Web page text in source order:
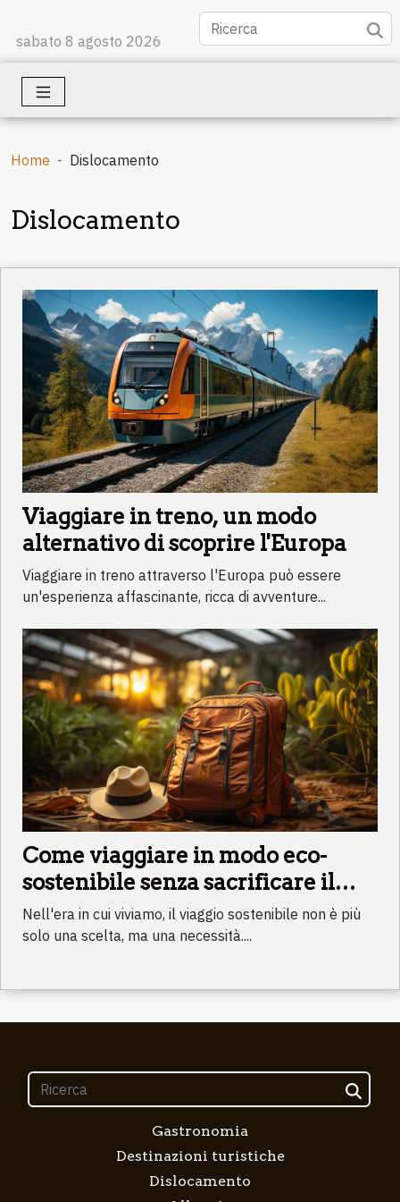
sabato 8 agosto 2026
Home Dislocamento
Dislocamento
Viaggiare in treno, un modo
alternativo di scoprire l'Europa
Viaggiare in treno attraverso l'Europa può essere
un'esperienza affascinante, ricca di avventure...
Come viaggiare in modo eco-
sostenibile senza sacrificare il
comfort
Nell'era in cui viviamo, il viaggio sostenibile non è più
solo una scelta, ma una necessità....
Gastronomia
Destinazioni turistiche
Dislocamento